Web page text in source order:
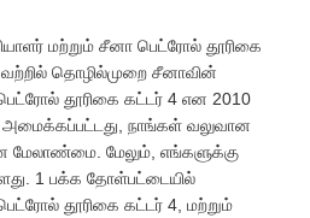
மற்றும் சீனா பெட்ரோல் தூரிகை
தொழில்முறை சீனாவின்
தூரிகை கட்டர் 4 என 2010
அமைக்கப்பட்டது, நாங்கள் வலுவான
மேலாண்மை. மேலும், எங்களுக்கு
1 பக்க தோள்பட்டையில்
தூரிகை கட்டர் 4, மற்றும்